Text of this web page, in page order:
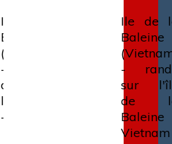
Ile de la
Baleine
(Vietnam)
- la plage
de l'île de
la Baleine
- Vietnam
Ile de
Baleine
-
sur
de
Vietnam